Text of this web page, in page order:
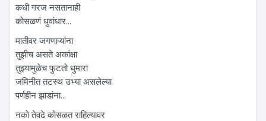
कधी गरज नसतानाही
कोसळणं धुवांधार...
मातीवर जगणाऱ्यांना
तुझीच असते अकांक्षा
तुझ्यामुळेच फुटतो धुमारा
जमिनीत तटस्थ उभ्या असलेल्या
पर्णहीन झाडांना...
नको तेवढे कोसळत राहिल्यावर